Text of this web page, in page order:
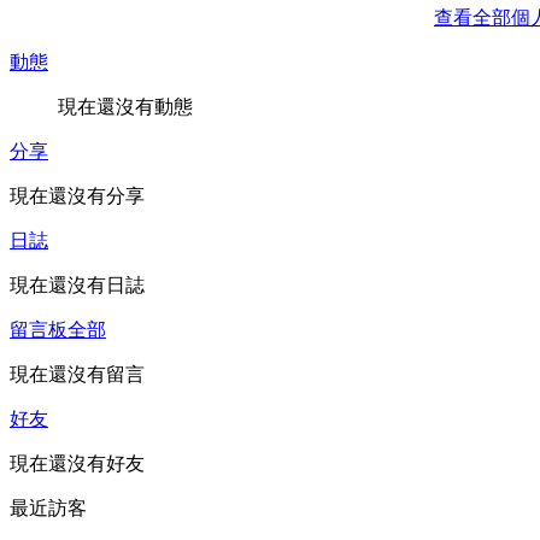
查看全部個
動態
現在還沒有動態
分享
現在還沒有分享
日誌
現在還沒有日誌
留言板全部
現在還沒有留言
好友
現在還沒有好友
最近訪客